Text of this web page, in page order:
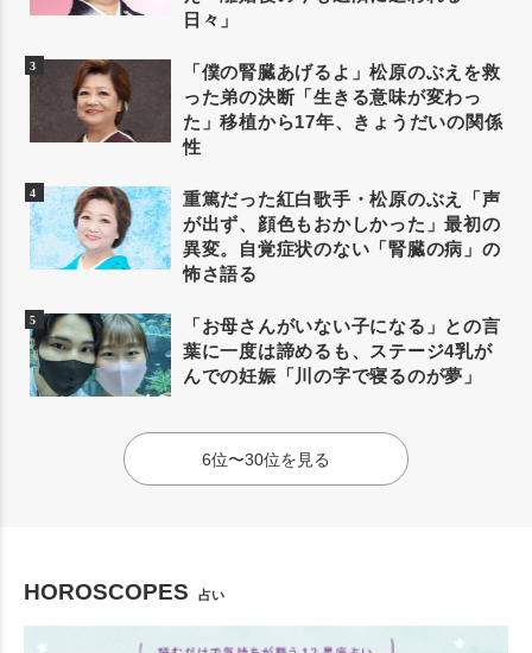
日々」
「僕の腎臓あげるよ」松原のぶえを救
った弟の決断「生きる意味が変わっ
た」移植から17年、きょうだいの関係
性
重篤だった紅白歌手・松原のぶえ「声
が出ず、顔色もおかしかった」最初の
異変。自覚症状のない「腎臓の病」の
怖さ語る
「お母さんがいない子になる」との言
葉に一度は諦めるも、ステージ4乳が
んでの妊娠「川の字で寝るのが夢」
6位〜30位を見る
HOROSCOPES 占い